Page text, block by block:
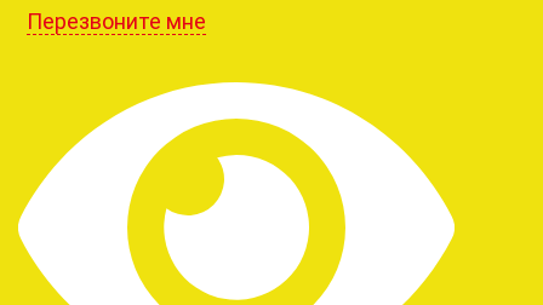
Перезвоните мне